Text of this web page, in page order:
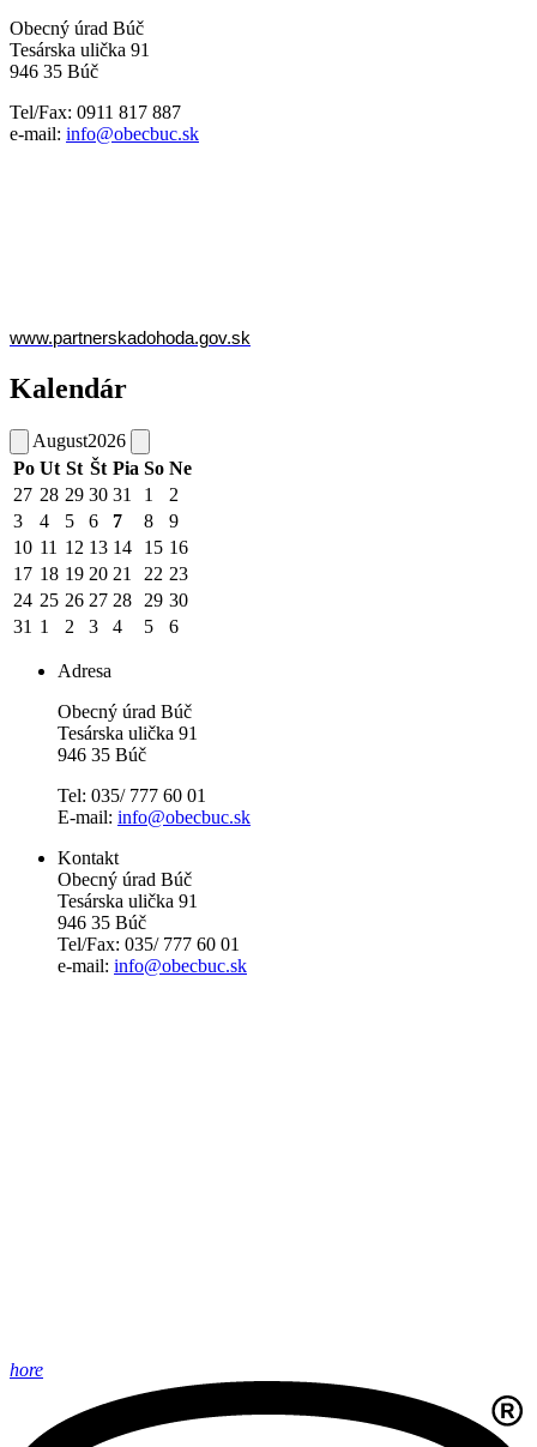
Obecný úrad Búč
Tesárska ulička 91
946 35 Búč
Tel/Fax: 0911 817 887
e-mail: info@obecbuc.sk
www.partnerskadohoda.gov.sk
Kalendár
August2026
Po Ut St Št Pia So Ne
27 28 29 30 31 1
2
3
4 5 6 7 8
9
10 11 12 13 14 15 16
17 18 19 20 21 22 23
24 25 26 27 28 29 30
31 1 2 3 4 5 6
Adresa
Obecný úrad Búč
Tesárska ulička 91
946 35 Búč
Tel: 035/ 777 60 01
E-mail: info@obecbuc.sk
Kontakt
Obecný úrad Búč
Tesárska ulička 91
946 35 Búč
Tel/Fax: 035/ 777 60 01
e-mail: info@obecbuc.sk
hore